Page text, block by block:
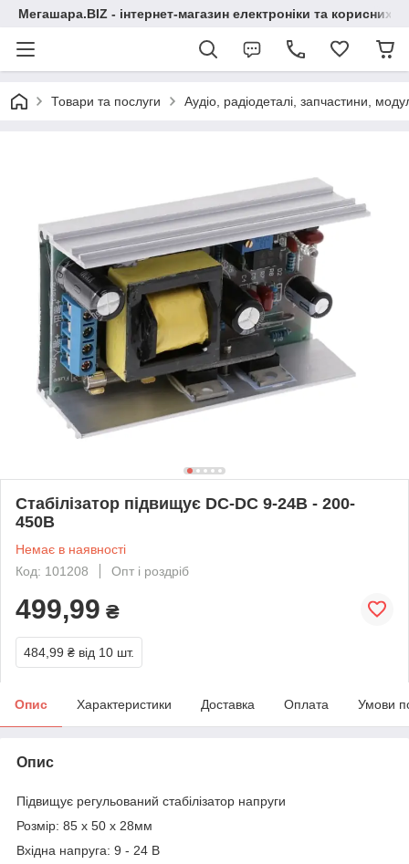
Мегашара.BIZ - інтернет-магазин електроніки та корисних
Товари та послуги Аудіо, радіодеталі, запчастини,
Стабілізатор підвищує DC-DC 9-24В - 200-
450В
Немає в наявності
Код: 101208
Опт і роздріб
499,99 ₴
484,99 ₴ від 10 шт.
Опис Характеристики Доставка Оплата Умови
Опис
Підвищує регульований стабілізатор напруги
Розмір: 85 x 50 х 28мм
Вхідна напруга: 9 - 24 В